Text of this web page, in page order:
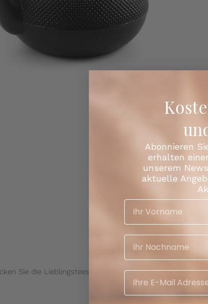
Sie die Lieblingstees unserer Kunden
Abonnieren
erhalten
unserem
aktuelle